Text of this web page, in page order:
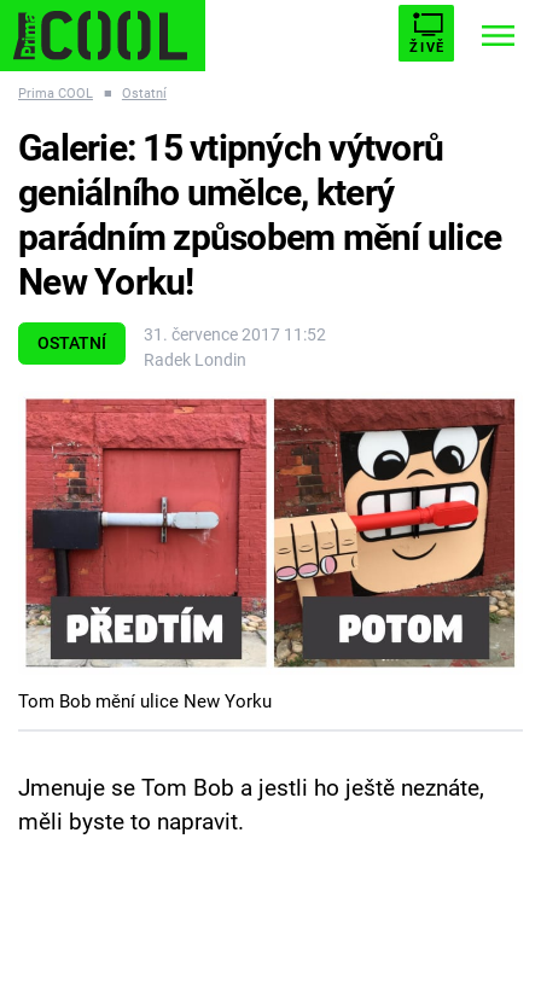
ŽIVĚ
ESCAPE PLNEJ KOTEL AVENGERS 5
Témata
Seriály
Hry
Cool Esport
Pořady
Přihlášení
Prima COOL ■ Ostatní
OSTATNÍ
31. července 2017 11:52
Radek Londin
Galerie: 15 vtipných výtvorů
geniálního umělce, který
parádním způsobem mění ulice
New Yorku!
Tom Bob mění ulice New Yorku
Jmenuje se Tom Bob a jestli ho ještě neznáte,
měli byste to napravit.